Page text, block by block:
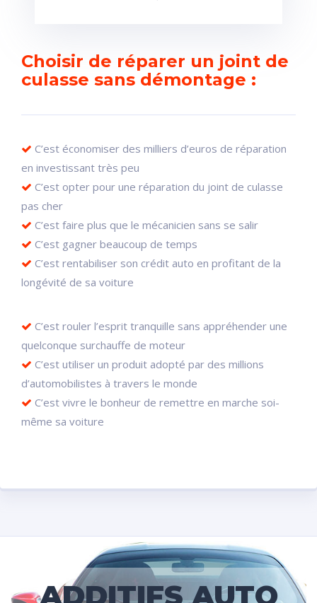
Choisir de réparer un joint de
culasse sans démontage :
C’est économiser des milliers d’euros de réparation
en investissant très peu
C’est opter pour une réparation du joint de culasse
pas cher
C’est faire plus que le mécanicien sans se salir
C’est gagner beaucoup de temps
C’est rentabiliser son crédit auto en profitant de la
longévité de sa voiture
C’est rouler l’esprit tranquille sans appréhender une
quelconque surchauffe de moteur
C’est utiliser un produit adopté par des millions
d’automobilistes à travers le monde
C’est vivre le bonheur de remettre en marche soi-
même sa voiture
ADDITIFS AUTO